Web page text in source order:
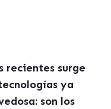
recientes surge
ya
son los